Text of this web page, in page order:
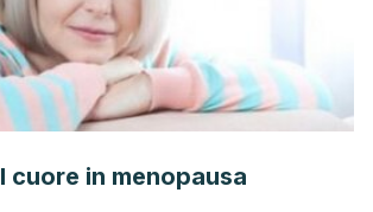
cuore in menopausa